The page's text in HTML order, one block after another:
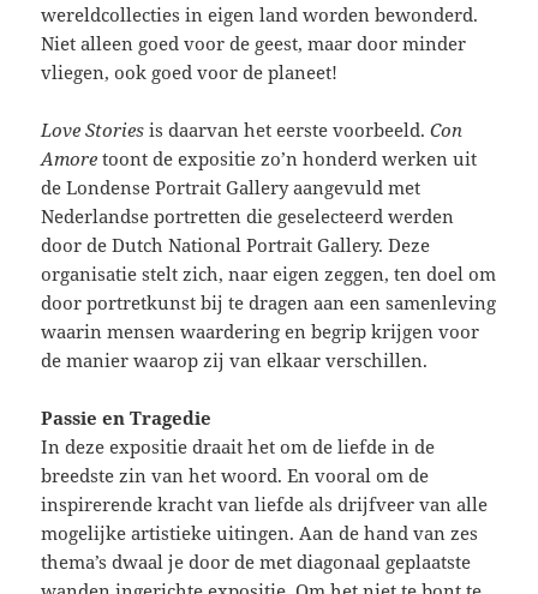
wereldcollecties in eigen land worden bewonderd.
Niet alleen goed voor de geest, maar door minder
vliegen, ook goed voor de planeet!
Love Stories is daarvan het eerste voorbeeld.Con
Amore toont de expositie zo’n honderd werken uit
de Londense Portrait Gallery aangevuld met
Nederlandse portretten die geselecteerd werden
door de Dutch National Portrait Gallery. Deze
organisatie stelt zich, naar eigen zeggen, ten doel om
door portretkunst bij te dragen aan een samenleving
waarin mensen waardering en begrip krijgen voor
de manier waarop zij van elkaar verschillen.
Passie en Tragedie
In deze expositie draait het om de liefde in de
breedste zin van het woord. En vooral om de
inspirerende kracht van liefde als drijfveer van alle
mogelijke artistieke uitingen. Aan de hand van zes
thema’s dwaal je door de met diagonaal geplaatste